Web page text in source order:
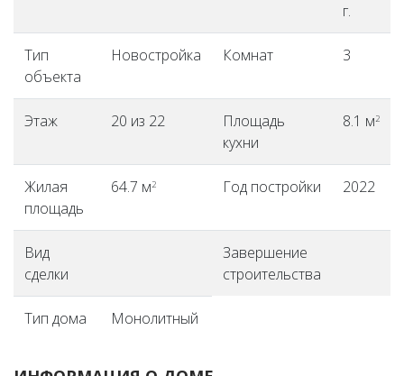
г.
Тип
объекта
Новостройка Комнат 3
Этаж 20 из 22
Площадь
кухни
8.1 м2
Жилая
площадь
64.7 м2 Год постройки 2022
Вид
сделки
Завершение
строительства
Тип дома Монолитный